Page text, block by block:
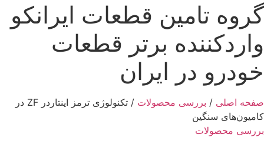
گروه تامین قطعات ایرانکو
واردکننده برتر قطعات
خودرو در ایران
صفحه اصلی / بررسی محصولات /
تکنولوژی ترمز اینتاردر ZF در
کامیون‌های سنگین
بررسی محصولات